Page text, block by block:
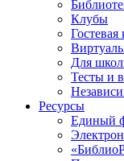
Клубы
Гостевая
Для
Тесты и
Ресурсы
Единый